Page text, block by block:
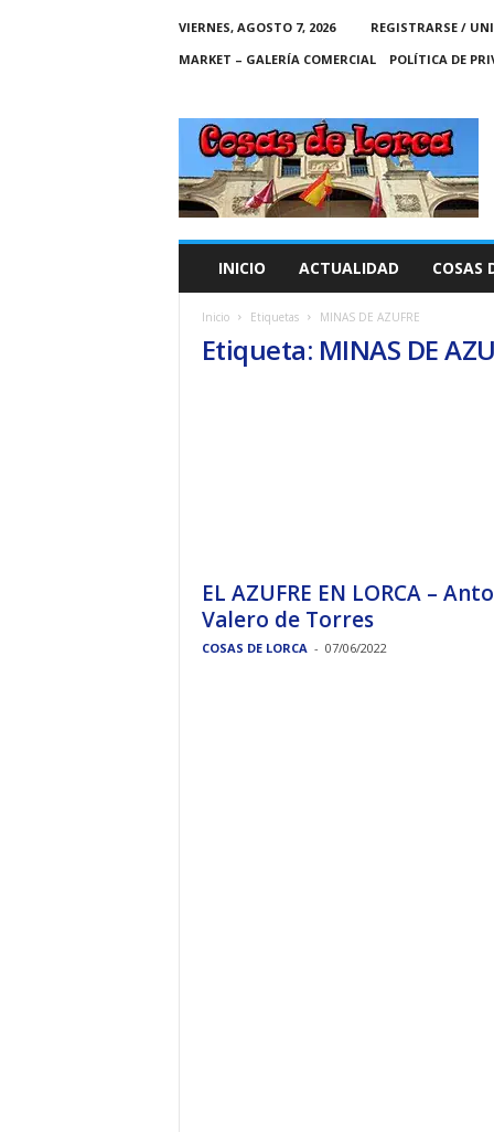
VIERNES, AGOSTO 7, 2026
REGISTRARSE /
MARKET – GALERÍA COMERCIAL
POLÍTICA DE
C
A
S
INICIO ACTUALIDAD COSAS
Inicio Etiquetas MINAS DE AZUFRE
Etiqueta: MINAS DE
EL AZUFRE EN LORCA –
Valero de Torres
COSAS DE LORCA - 07/06/2022